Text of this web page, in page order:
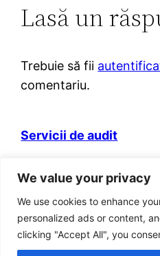
We value your privacy
We use cookies to enhance
personalized ads or content,
clicking "Accept All", you
Lasă un
Trebuie să fii
comentariu.
Servicii de audit
Contabilitatii” sunt
autorizata
Adresa: Bucuresti, Sector
8, Bl 31, Ap 19,
Cod fiscal